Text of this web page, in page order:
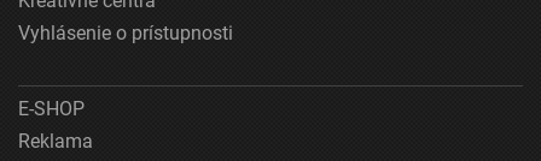
Vyhlásenie o prístupnosti
E-SHOP
Reklama